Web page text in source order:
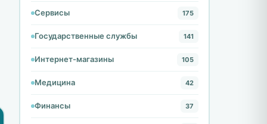
Сервисы 175
Государственные службы 141
Интернет-магазины 105
Медицина 42
Финансы 37